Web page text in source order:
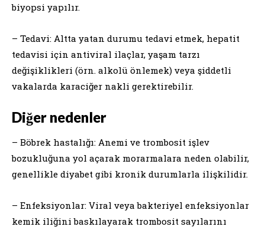
biyopsi yapılır.
– Tedavi: Altta yatan durumu tedavi etmek, hepatit
tedavisi için antiviral ilaçlar, yaşam tarzı
değişiklikleri (örn. alkolü önlemek) veya şiddetli
vakalarda karaciğer nakli gerektirebilir.
Diğer nedenler
– Böbrek hastalığı: Anemi ve trombosit işlev
bozukluğuna yol açarak morarmalara neden olabilir,
genellikle diyabet gibi kronik durumlarla ilişkilidir.
– Enfeksiyonlar: Viral veya bakteriyel enfeksiyonlar
kemik iliğini baskılayarak trombosit sayılarını